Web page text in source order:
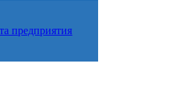
предприятия